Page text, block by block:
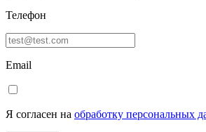
Телефон
Email
Я согласен на обработку персональных